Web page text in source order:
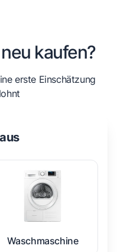
kaufen?
erste Einschätzung
Waschmaschine